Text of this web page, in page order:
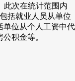
此次在统计范围内
括就业人员从单位
单位从个人工资中代
积金等。